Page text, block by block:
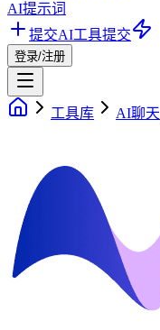
AI提示词
提交AI工具提交
登录/注册
工具库 AI聊天